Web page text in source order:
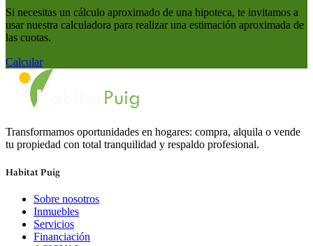
Si necesitas un cálculo aproximado de una hipoteca, te invitamos a
usar nuestra calculadora para realizar una estimación aproximada de
las cuotas.
Calcular
Transformamos oportunidades en hogares: compra, alquila o vende
tu propiedad con total tranquilidad y respaldo profesional.
Habitat Puig
Sobre nosotros
Inmuebles
Servicios
Financiación